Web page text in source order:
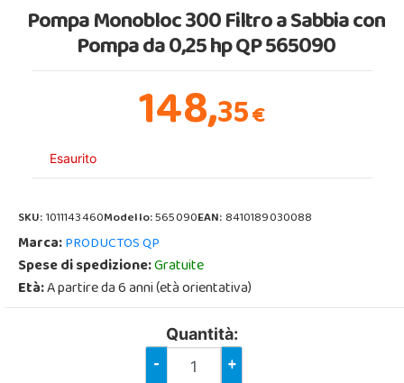
Pompa Monobloc 300 Filtro a Sabbia con
Pompa da 0,25 hp QP 565090
148,35€
Esaurito
SKU:1011143460Modello:565090EAN:8410189030088
Marca:PRODUCTOS QP
Spese di spedizione:Gratuite
Età:A partire da 6 anni (età orientativa)
Quantità:
- +